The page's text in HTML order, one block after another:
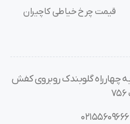
قیمت چرخ خیاطی کاچیران
چهارراه گلوبندک روبروی کفش
02155609666